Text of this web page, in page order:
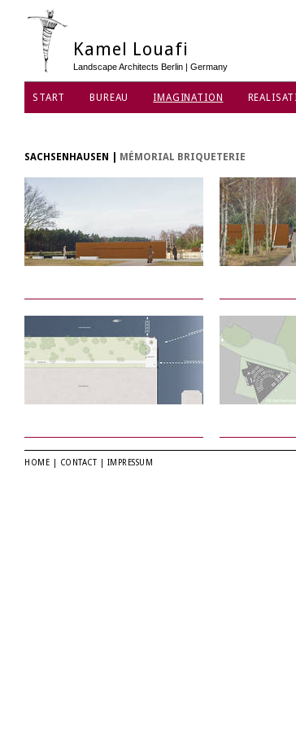
Kamel Louafi
Landscape Architects Berlin | Germany
START BUREAU IMAGINATION
SACHSENHAUSEN MÉMORIAL BRIQUETERIE
HOME CONTACT IMPRESSUM